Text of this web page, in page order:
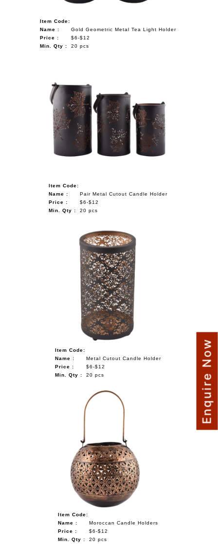
Item Code:
Name :
Gold Geometric Metal Tea Light Holder
Price :
$6-$12
Min. Qty :
20 pcs
Item Code:
Name :
Pair Metal Cutout Candle Holder
Price :
$6-$12
Min. Qty :
20 pcs
Item Code:
Name :
Metal Cutout Candle Holder
Price :
$6-$12
Min. Qty :
20 pcs
Item Code:
Name :
Moroccan Candle Holders
Price :
$6-$12
Min. Qty :
20 pcs
Enquire Now